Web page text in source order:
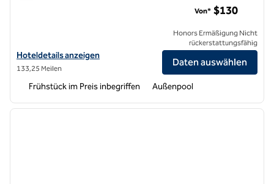
Hoteldetails für Home2 Suites by Hilton Sacramento at CSUS
Hoteldetails anzeigen
133,25 Meilen
Von* $130
Honors Ermäßigung Nicht
rückerstattungsfähig
Daten auswählen
Frühstück im Preis inbegriffen Außenpool
1 von 12